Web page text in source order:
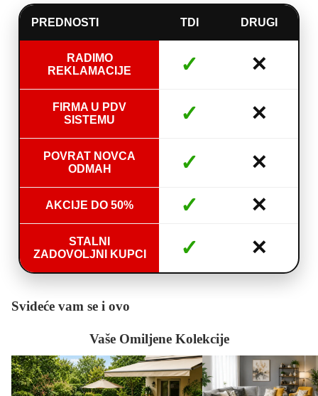
PREDNOSTI TDI DRUGI
RADIMO
REKLAMACIJE
✓ ✕
FIRMA U PDV
SISTEMU
✓ ✕
POVRAT NOVCA
ODMAH
✓ ✕
AKCIJE DO 50% ✓ ✕
STALNI
ZADOVOLJNI KUPCI
✓ ✕
Svideće vam se i ovo
Vaše Omiljene Kolekcije
Bašta i Alati Domaćinstvo